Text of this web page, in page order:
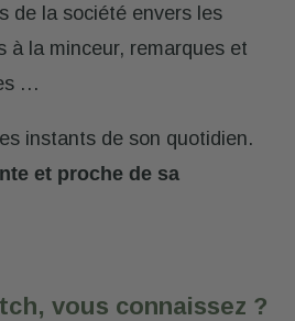
de la société envers les
à la minceur, remarques et
…
instants de son quotidien.
et proche de sa
vous connaissez ?